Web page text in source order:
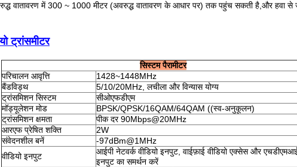
वातावरण में 300 ~ 1000 मीटर (अवरुद्ध वातावरण के आधार पर) तक पहुंच सकती है,और हवा
ट्रांसमीटर
सिस्टम पैरामीटर
परिचालन आवृत्ति
1428~1448MHz
बैंडविड्थ
5/10/20MHz, लचीला और विन्यास योग्य
ट्रांसमिशन सिस्टम
सीओएफडीएम
मॉड्यूलेशन मोड
BPSK/QPSK/16QAM/64QAM ((स्व-अनुकूलन)
ट्रांसमिशन क्षमता
पीक दर 90Mbps@20MHz
आरएफ प्रेषित शक्ति
2W
संवेदनशील बनें
-97dBm@1MHz
वीडियो इनपुट
आईपी नेटवर्क वीडियो इनपुट, वाईफ़ाई वीडियो एक्सेस और एचडीएमआई
इनपुट का समर्थन करें